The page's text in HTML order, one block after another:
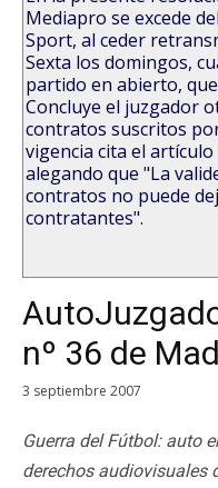
Mediapro se excede
Sport, al ceder
Sexta los domingos,
partido en abierto,
Concluye el juzgador
contratos suscritos
vigencia cita el artículo
alegando que "La
contratos no puede
contratantes".
nº 36 de
3 septiembre 2007
Guerra del Fútbol: auto
derechos audiovisuales